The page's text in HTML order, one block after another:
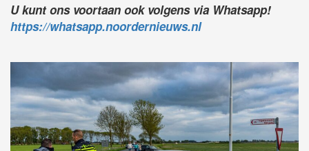
U kunt ons voortaan ook volgens via Whatsapp!
https://whatsapp.noordernieuws.nl